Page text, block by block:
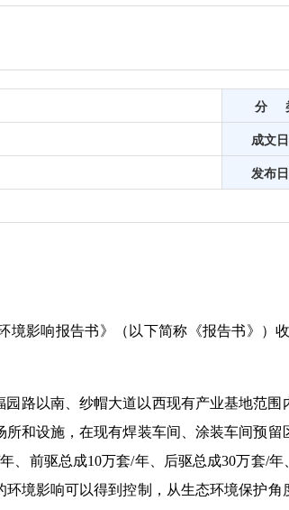
分
成文
发布
境影响报告书》（以下简称《报告书》
路以南、纱帽大道以西现有产业基地范
和设施，在现有焊装车间、涂装车间预
、前驱总成10万套/年、后驱总成30万套/
境影响可以得到控制，从生态环境保护